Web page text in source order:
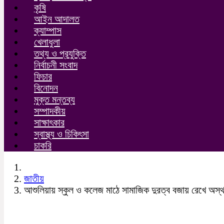
কৃষি
আইন আদালত
ক্যাম্পাস
খেলাধুলা
তথ্য ও প্রযুক্তি
নির্বাচনী সংবাদ
ফিচার
বিনোদন
মুক্ত মন্তব্য
সম্পাদকীয়
সাক্ষাৎকার
স্বাস্থ্য ও চিকিৎসা
চাকরি
জাতীয়
আশুলিয়ায় স্কুল ও কলেজ মাঠে সামাজিক দুরত্ব বজায় রেখে